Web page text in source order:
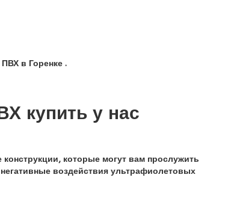
в Горенке .
купить у нас
которые могут вам прослужить
воздействия ультрафиолетовых